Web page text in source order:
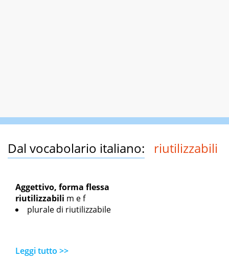
Dal vocabolario italiano: riutilizzabili
Aggettivo, forma flessa
riutilizzabili m ef
plurale di riutilizzabile
Leggi tutto >>